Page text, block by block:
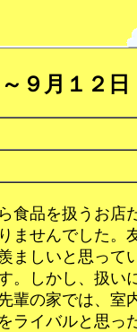
９月１２日
食品を扱うお店
ませんでした。
ましいと思って
。しかし、扱い
輩の家では、室
ライバルと思っ